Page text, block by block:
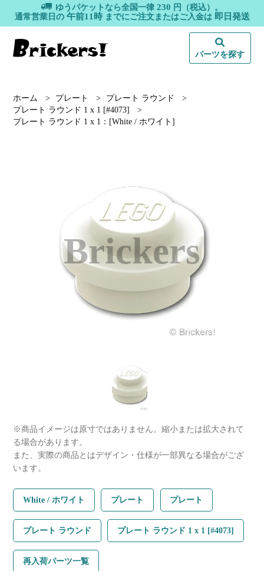
ゆうパケットなら全国一律 230 円（税込）。
通常営業日の 午前11時 までにご注文またはご入金は 即日発送
パーツを探す
ホーム > プレート > プレート ラウンド
>
プレート ラウンド 1 x 1 [#4073]
>
プレート ラウンド 1 x 1：[White / ホワイト]
※商品イメージは原寸ではありません。縮小または拡大されて
る場合があります。
また、実際の商品とはデザイン・仕様が一部異なる場合がござ
います。
White / ホワイト プレート プレート
プレート ラウンド プレート ラウンド 1 x 1 [#4073]
再入荷パーツ一覧